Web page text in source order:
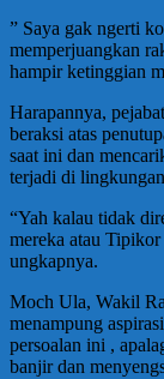
” Saya gak ngerti
memperjuangkan
hampir ketinggian
Harapannya,
beraksi atas
saat ini dan
terjadi di
“Yah kalau tidak
mereka atau
ungkapnya.
Moch Ula, Wakil
menampung
persoalan ini ,
banjir dan